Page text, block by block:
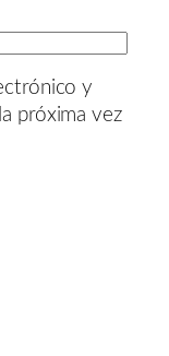
y
próxima vez